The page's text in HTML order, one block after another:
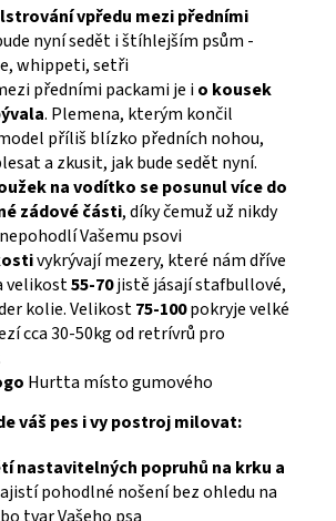
vpředu mezi předními
nyní sedět i štíhlejším psům -
whippeti, setři
předními packami je io kousek
. Plemena, kterým končil
příliš blízko předních nohou,
a zkusit, jak bude sedět nyní.
na vodítko se posunul více do
zádové části, díky čemuž už nikdy
Vašemu psovi
vykrývají mezery, které nám dříve
velikost55-70jistě jásají stafbullové,
kolie. Velikost75-100pokryje velké
cca 30-50kg od retrívrů pro
Hurtta místo gumového
váš pes i vy postroj milovat:
nastavitelných popruhů na krku a
pohodlné nošení bez ohledu na